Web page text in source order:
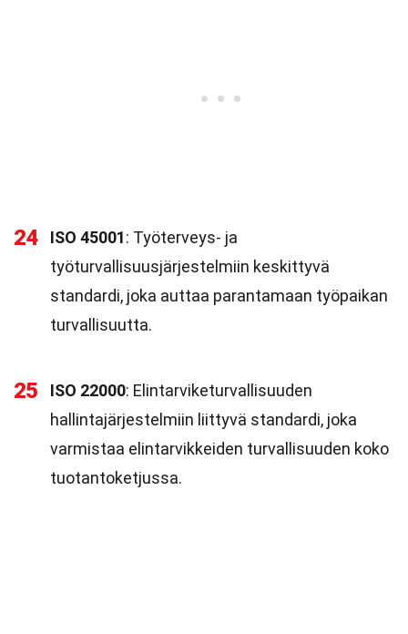
24 ISO 45001: Työterveys- ja
työturvallisuusjärjestelmiin keskittyvä
standardi, joka auttaa parantamaan työpaikan
turvallisuutta.
25 ISO 22000: Elintarviketurvallisuuden
hallintajärjestelmiin liittyvä standardi, joka
varmistaa elintarvikkeiden turvallisuuden koko
tuotantoketjussa.